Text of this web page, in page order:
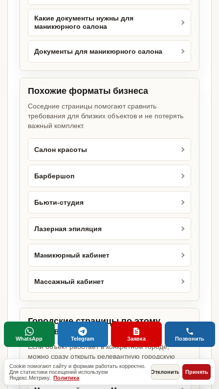
Какие документы нужны для
маникюрного салона
Документы для маникюрного салона
Похожие форматы бизнеса
Соседние страницы помогают сравнить
требования для близких объектов и не потерять
важный комплект.
Салон красоты
Барбершоп
Бьюти-студия
Лазерная эпиляция
Маникюрный кабинет
Массажный кабинет
Городские страницы по этому
направлению
Если объект работает в конкретном городе,
можно сразу открыть релевантную городскую
страницу.
Cookie помогают сайту и формам работать корректно.
Для статистики посещений используем
Яндекс.Метрику. Политика
Отклонить Принять
WhatsApp Telegram Заявка Позвонить